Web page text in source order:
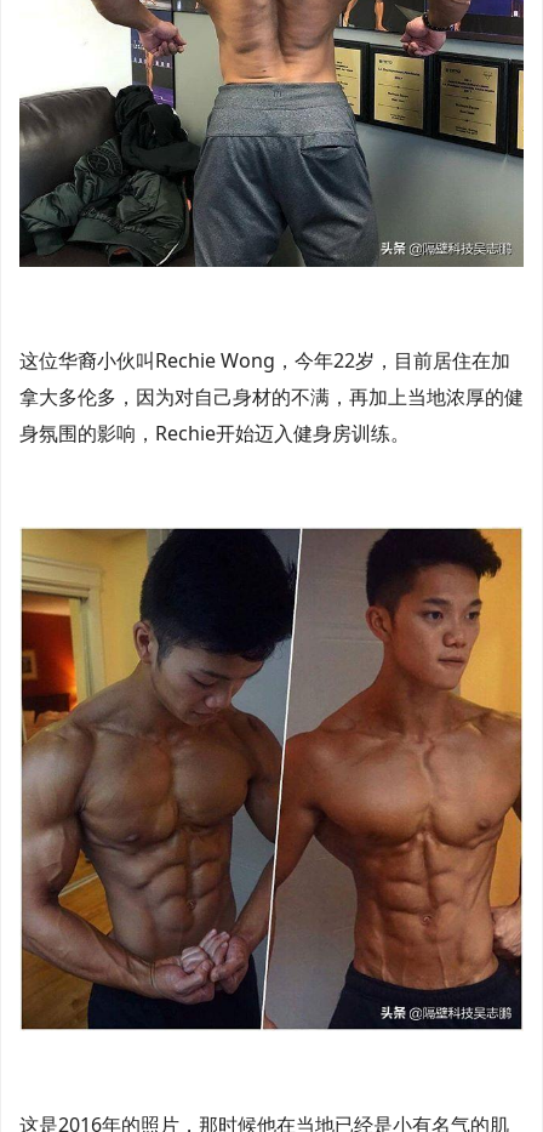
这位华裔小伙叫Rechie Wong，今年22岁，目前居住在加
拿大多伦多，因为对自己身材的不满，再加上当地浓厚的健
身氛围的影响，Rechie开始迈入健身房训练。
这是2016年的照片，那时候他在当地已经是小有名气的肌